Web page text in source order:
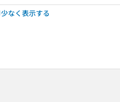
少なく表示する